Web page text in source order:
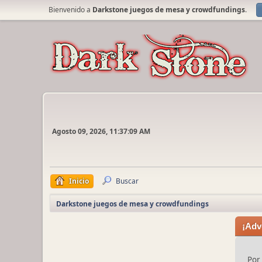
Bienvenido a Darkstone juegos de mesa y crowdfundings.
Agosto 09, 2026, 11:37:09 AM
Inicio Buscar
Darkstone juegos de mesa y crowdfundings